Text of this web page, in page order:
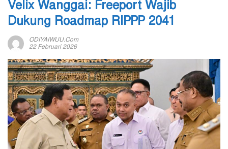
Velix Wanggai: Freeport Wajib
Dukung Roadmap RIPPP 2041
ODIYAIWUU.com
22 Februari 2026